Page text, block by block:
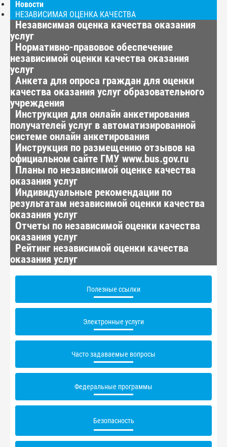
Новости
НЕЗАВИСИМАЯ ОЦЕНКА КАЧЕСТВА
Независимая оценка качества оказания
услуг
Нормативно-правовое обеспечение
независимой оценки качества оказания
услуг
Анкета для опроса граждан для оценки
качества оказания услуг образовательного
учреждения
Инструкция для онлайн анкетирования
получателей услуг в автоматизированной
системе онлайн анкетирования
Инструкция по размещению отзывов на
официальном сайте ГМУ www.bus.gov.ru
Планы по независимой оценке качества
оказания услуг
Индивидуальные рекомендации по
результатам независимой оценки качества
оказания услуг
Отчеты по независимой оценки качества
оказания услуг
Рейтинг независимой оценки качества
оказания услуг
Полезные ссылки
Электронные услуги
Часто задаваемые вопросы
Федеральные программы
Безопасность